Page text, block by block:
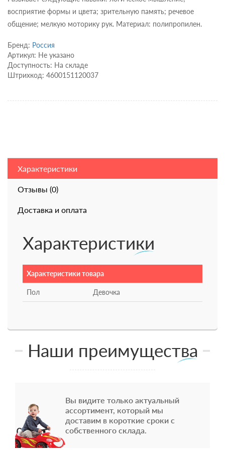
восприятие формы и цвета; зрительную память; речевое
общение; мелкую моторику рук. Материал: полипропилен.
Бренд: Россия
Артикул: Не указано
Доступность: На складе
Штрихкод: 4600151120037
Характеристики
Отзывы (0)
Доставка и оплата
Характеристики
Характеристики товара
Пол Девочка
Наши преимущества
Вы видите только актуальный
ассортимент, который мы
доставим в короткие сроки с
собственного склада.